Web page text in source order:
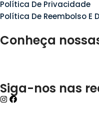
Política De Privacidade
Política De Reembolso E
Conheça
Siga-nos nas